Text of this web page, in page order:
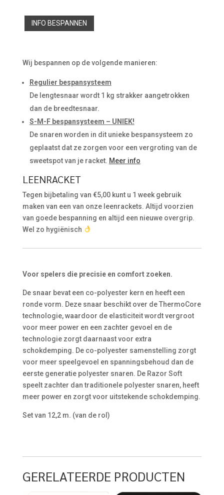
INFO BESPANNEN
Wij bespannen op de volgende manieren:
Regulier bespansysteem
De lengtesnaar wordt 1 kg strakker aangetrokken
dan de breedtesnaar.
S-M-F bespansysteem – UNIEK!
De snaren worden in dit unieke bespansysteem zo
geplaatst dat ze zorgen voor een vergroting van de
sweetspot van je racket. Meer info
LEENRACKET
Tegen bijbetaling van €5,00 kunt u 1 week gebruik
maken van een van onze leenrackets. Altijd voorzien
van goede bespanning en altijd een nieuwe overgrip.
Wel zo hygiënisch
Voor spelers die precisie en comfort zoeken.
De snaar bevat een co-polyester kern en heeft een
ronde vorm. Deze snaar beschikt over de ThermoCore
technologie, waardoor de elasticiteit wordt vergroot
voor meer power en een zachter gevoel en de
technologie zorgt daarnaast voor extra
schokdemping. De co-polyester samenstelling zorgt
voor meer speelgevoel en spanningsbehoud dan de
eerste generatie polyester snaren. De Razor Soft
speelt zachter dan traditionele polyester snaren, heeft
meer power en zorgt voor uitstekende schokdemping.
Set van 12,2 m. (van de rol)
GERELATEERDE PRODUCTEN